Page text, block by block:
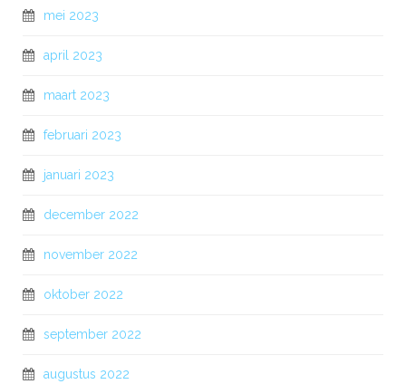
mei 2023
april 2023
maart 2023
februari 2023
januari 2023
december 2022
november 2022
oktober 2022
september 2022
augustus 2022